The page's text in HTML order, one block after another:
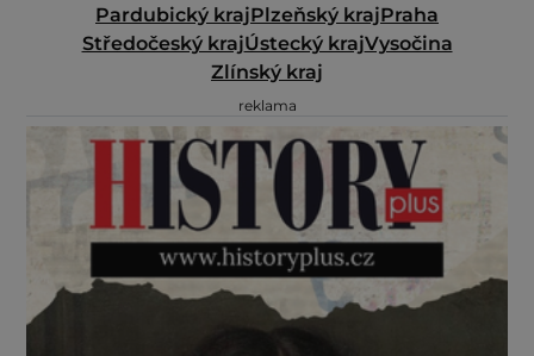
Pardubický krajPlzeňský krajPraha
Středočeský krajÚstecký krajVysočina
Zlínský kraj
reklama